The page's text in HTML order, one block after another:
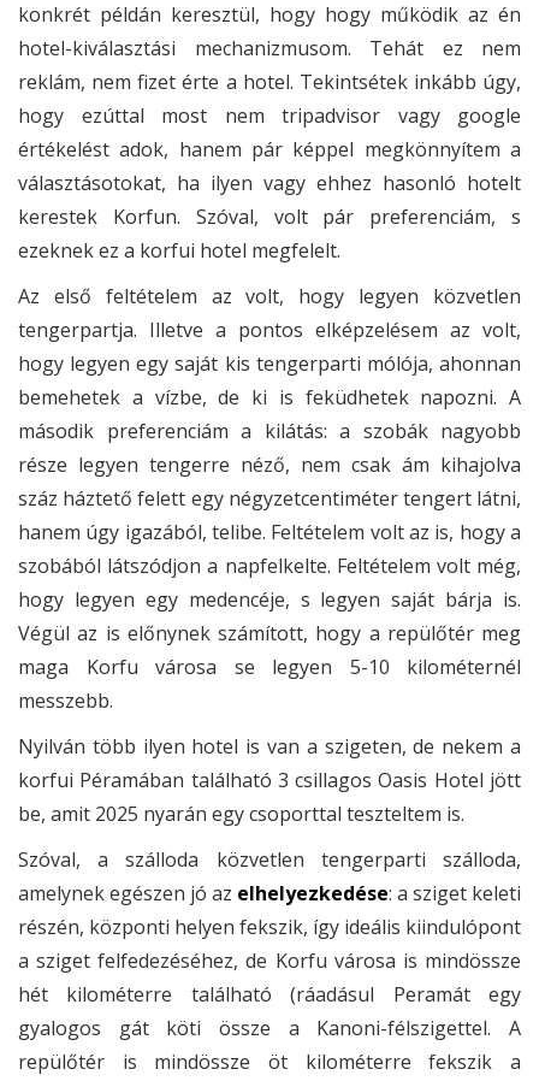
konkrét példán keresztül, hogy hogy működik az én
hotel-kiválasztási mechanizmusom. Tehát ez nem
reklám, nem fizet érte a hotel. Tekintsétek inkább úgy,
hogy ezúttal most nem tripadvisor vagy google
értékelést adok, hanem pár képpel megkönnyítem a
választásotokat, ha ilyen vagy ehhez hasonló hotelt
kerestek Korfun. Szóval, volt pár preferenciám, s
ezeknek ez a korfui hotel megfelelt.
Az első feltételem az volt, hogy legyen közvetlen
tengerpartja. Illetve a pontos elképzelésem az volt,
hogy legyen egy saját kis tengerparti mólója, ahonnan
bemehetek a vízbe, de ki is feküdhetek napozni. A
második preferenciám a kilátás: a szobák nagyobb
része legyen tengerre néző, nem csak ám kihajolva
száz háztető felett egy négyzetcentiméter tengert látni,
hanem úgy igazából, telibe. Feltételem volt az is, hogy a
szobából látszódjon a napfelkelte. Feltételem volt még,
hogy legyen egy medencéje, s legyen saját bárja is.
Végül az is előnynek számított, hogy a repülőtér meg
maga Korfu városa se legyen 5-10 kilométernél
messzebb.
Nyilván több ilyen hotel is van a szigeten, de nekem a
korfui Péramában található 3 csillagos Oasis Hotel jött
be, amit 2025 nyarán egy csoporttal teszteltem is.
Szóval, a szálloda közvetlen tengerparti szálloda,
amelynek egészen jó az elhelyezkedése: a sziget keleti
részén, központi helyen fekszik, így ideális kiindulópont
a sziget felfedezéséhez, de Korfu városa is mindössze
hét kilométerre található (ráadásul Peramát egy
gyalogos gát köti össze a Kanoni-félszigettel. A
repülőtér is mindössze öt kilométerre fekszik a